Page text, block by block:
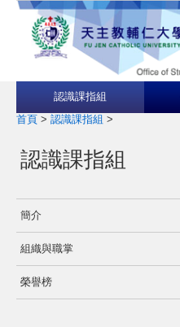
認識課指組
首頁 > 認識課指組 >
認識課指組
簡介
組織與職掌
榮譽榜